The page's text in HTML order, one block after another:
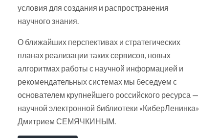
условия для создания и распространения
научного знания.
О ближайших перспективах и стратегических
планах реализации таких сервисов, новых
алгоритмах работы с научной информацией и
рекомендательных системах мы беседуем с
основателем крупнейшего российского ресурса —
научной электронной библиотеки «КиберЛенинка»
Дмитрием СЕМЯЧКИНЫМ.